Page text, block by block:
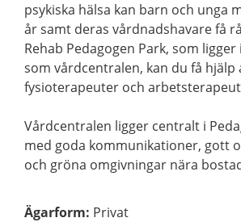
psykiska hälsa kan barn och unga
år samt deras vårdnadshavare få
Rehab Pedagogen Park, som
som vårdcentralen, kan du få hjälp
fysioterapeuter och
Vårdcentralen ligger centralt i
med goda kommunikationer, gott
och gröna omgivningar nära
Ägarform: Privat